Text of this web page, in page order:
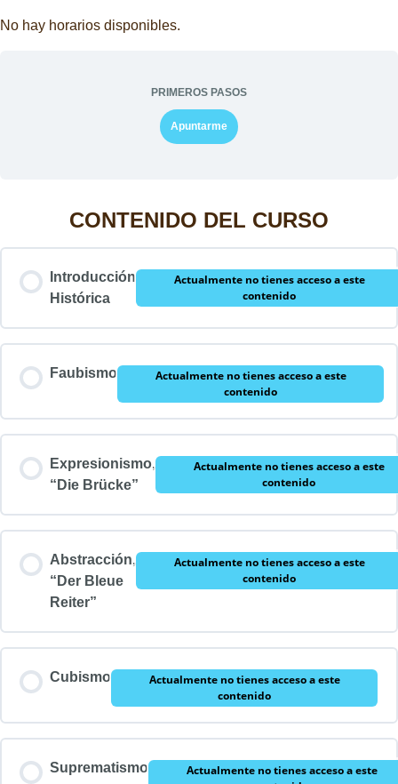
No hay horarios disponibles.
PRIMEROS PASOS
Apuntarme
CONTENIDO DEL CURSO
Introducción
Histórica
Actualmente no tienes acceso a este
contenido
Faubismo
Actualmente no tienes acceso a este
contenido
Expresionismo,
“Die Brücke”
Actualmente no tienes acceso a este
contenido
Abstracción,
“Der Bleue
Reiter”
Actualmente no tienes acceso a este
contenido
Cubismo
Actualmente no tienes acceso a este
contenido
Suprematismo
Actualmente no tienes acceso a este